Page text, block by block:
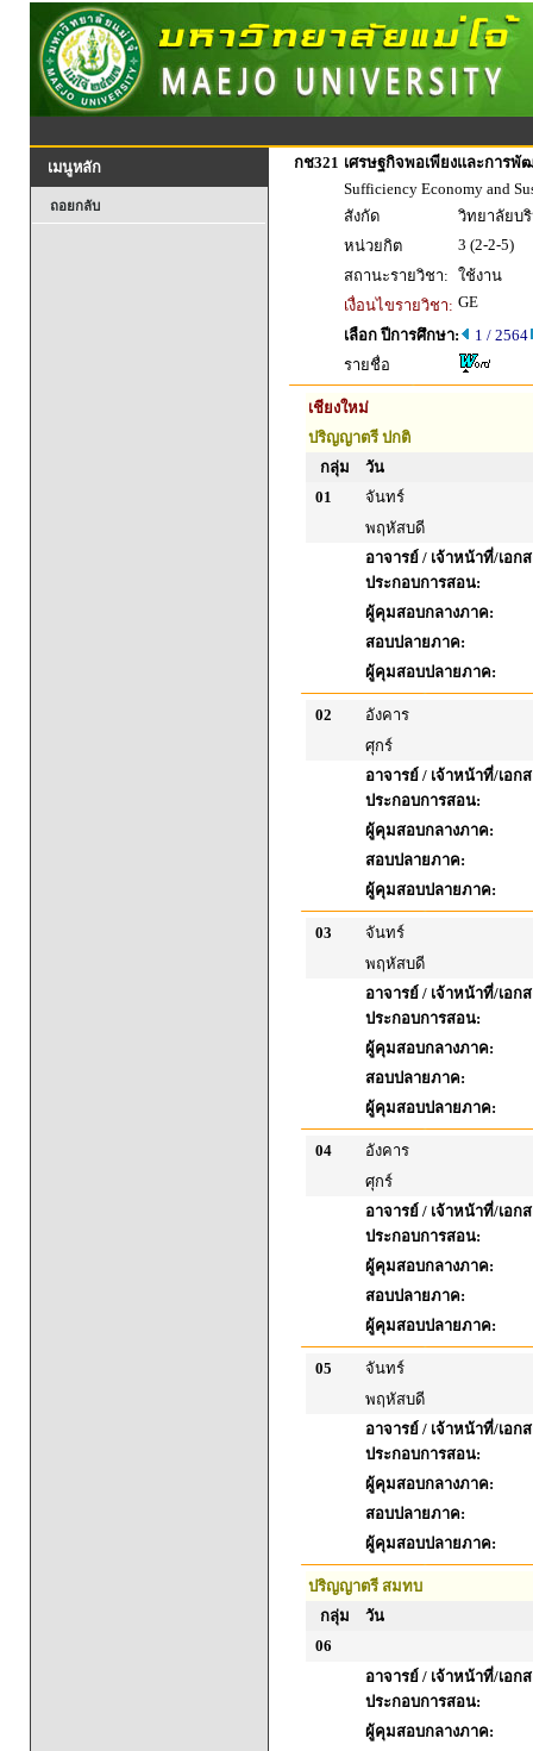
เมนูหลัก
ถอยกลับ
กช321 เศรษฐกิจพอเพียงและการพั
Sufficiency Economy and
สังกัด
วิทยาลัยบ
หน่วยกิต
3 (2-2-5)
สถานะรายวิชา: ใช้งาน
เงื่อนไขรายวิชา: GE
เลือก ปีการศึกษา:
1 / 2564
รายชื่อ
เชียงใหม่
ปริญญาตรี ปกติ
กลุ่ม
วัน
01
จันทร์
พฤหัสบดี
อาจารย์ / เจ้าหน้าที่/เอก
ประกอบการสอน:
ผู้คุมสอบกลางภาค:
สอบปลายภาค:
ผู้คุมสอบปลายภาค:
02
อังคาร
ศุกร์
อาจารย์ / เจ้าหน้าที่/เอก
ประกอบการสอน:
ผู้คุมสอบกลางภาค:
สอบปลายภาค:
ผู้คุมสอบปลายภาค:
03
จันทร์
พฤหัสบดี
อาจารย์ / เจ้าหน้าที่/เอก
ประกอบการสอน:
ผู้คุมสอบกลางภาค:
สอบปลายภาค:
ผู้คุมสอบปลายภาค:
04
อังคาร
ศุกร์
อาจารย์ / เจ้าหน้าที่/เอก
ประกอบการสอน:
ผู้คุมสอบกลางภาค:
สอบปลายภาค:
ผู้คุมสอบปลายภาค:
05
จันทร์
พฤหัสบดี
อาจารย์ / เจ้าหน้าที่/เอก
ประกอบการสอน:
ผู้คุมสอบกลางภาค:
สอบปลายภาค:
ผู้คุมสอบปลายภาค:
ปริญญาตรี สมทบ
กลุ่ม
วัน
06
อาจารย์ / เจ้าหน้าที่/เอก
ประกอบการสอน:
ผู้คุมสอบกลางภาค: